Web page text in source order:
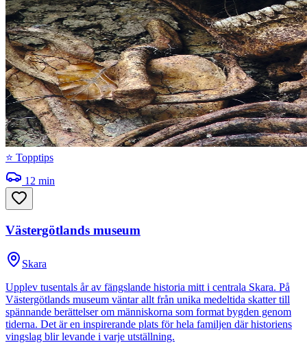
⭐ Topptips
12 min
Västergötlands museum
Skara
Upplev tusentals år av fängslande historia mitt i centrala Skara. På
Västergötlands museum väntar allt från unika medeltida skatter till
spännande berättelser om människorna som format bygden genom
tiderna. Det är en inspirerande plats för hela familjen där historiens
vingslag blir levande i varje utställning.